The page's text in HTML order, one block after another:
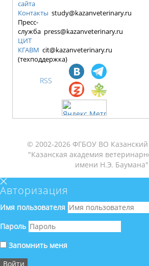
сайта
Контакты study@kazanveterinary.ru
Пресс-
служба press@kazanveterinary.ru
ЦИТ
КГАВМ cit@kazanveterinary.ru
(техподдержка)
RSS
© 2002-2026 ФГБОУ ВО Казанский
"Казанская академия
имени Н.Э. Баумана"
Авторизация
Имя пользователя
Пароль
Запомнить меня